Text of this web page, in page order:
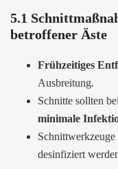
5.1
betroffener Äste
Frühzeitiges
Ausbreitung.
Schnitte sollten
minimale
desinfiziert